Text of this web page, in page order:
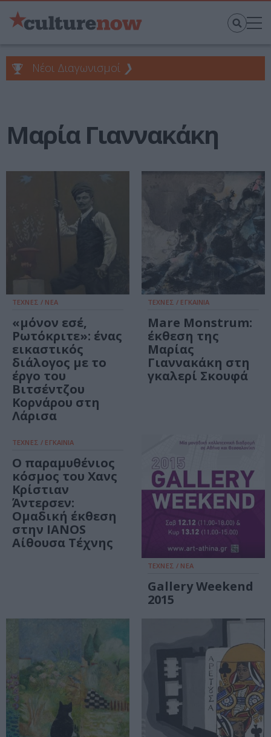
Νέοι Διαγωνισμοί ❯
Μαρία Γιαννακάκη
ΤΕΧΝΕΣ / ΝΕΑ
«μόνον εσέ,
Ρωτόκριτε»: ένας
εικαστικός
διάλογος με το
έργο του
Βιτσέντζου
Κορνάρου στη
Λάρισα
ΤΕΧΝΕΣ / ΕΓΚΑΙΝΙΑ
Mare Monstrum:
έκθεση της
Μαρίας
Γιαννακάκη στη
γκαλερί Σκουφά
ΤΕΧΝΕΣ / ΕΓΚΑΙΝΙΑ
Ο παραμυθένιος
κόσμος του Χανς
Κρίστιαν
Άντερσεν:
Ομαδική έκθεση
στην IANOS
Αίθουσα Τέχνης
ΤΕΧΝΕΣ / ΝΕΑ
Gallery Weekend
2015